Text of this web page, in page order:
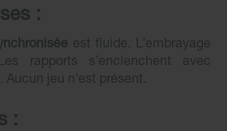
:
est fluide. L’embrayage
rapports s’enclenchent avec
. Aucun jeu n'est présent.
: